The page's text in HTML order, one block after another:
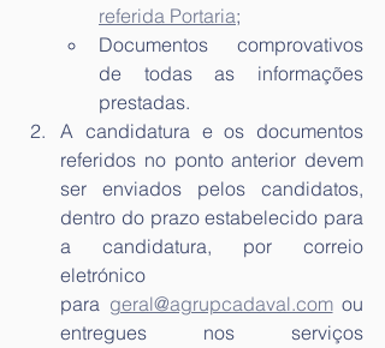
referida Portaria;
Documentos comprovativos
de todas as informações
prestadas.
A candidatura e os documentos
referidos no ponto anterior devem
ser enviados pelos candidatos,
dentro do prazo estabelecido para
a candidatura, por correio
eletrónico
para geral@agrupcadaval.com ou
entregues nos serviços